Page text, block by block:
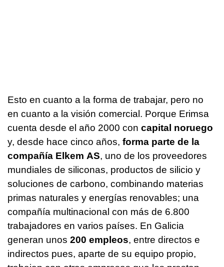
Esto en cuanto a la forma de trabajar, pero no
en cuanto a la visión comercial. Porque Erimsa
cuenta desde el año 2000 con capital noruego
y, desde hace cinco años, forma parte de la
compañía Elkem AS, uno de los proveedores
mundiales de siliconas, productos de silicio y
soluciones de carbono, combinando materias
primas naturales y energías renovables; una
compañía multinacional con más de 6.800
trabajadores en varios países. En Galicia
generan unos 200 empleos, entre directos e
indirectos pues, aparte de su equipo propio,